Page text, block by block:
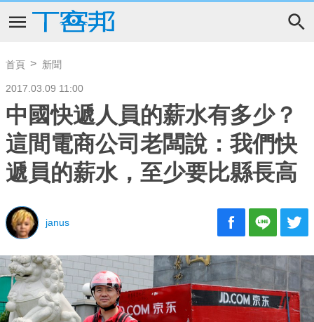
首頁 新聞
2017.03.09 11:00
中國快遞人員的薪水有多少？
這間電商公司老闆說：我們快
遞員的薪水，至少要比縣長高
janus